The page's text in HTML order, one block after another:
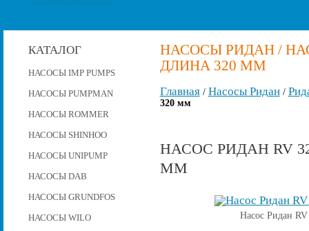
КАТАЛОГ
НАСОСЫ IMP PUMPS
НАСОСЫ PUMPMAN
НАСОСЫ ROMMER
НАСОСЫ SHINHOO
НАСОСЫ UNIPUMP
НАСОСЫ DAB
НАСОСЫ GRUNDFOS
НАСОСЫ WILO
НАСОСЫ РИДАН /
ДЛИНА 320 ММ
Главная/ Насосы Ридан/
320 мм
НАСОС РИДАН RV
ММ
Насос Ридан